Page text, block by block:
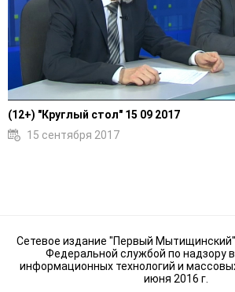
(12+) "Круглый стол" 15 09 2017
15 сентября 2017
Сетевое издание "Первый
Федеральной службой по надзору
информационных технологий и
июня 2016 г.